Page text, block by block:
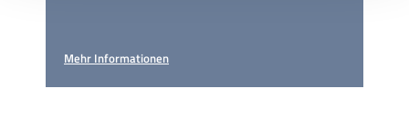
Mehr Informationen